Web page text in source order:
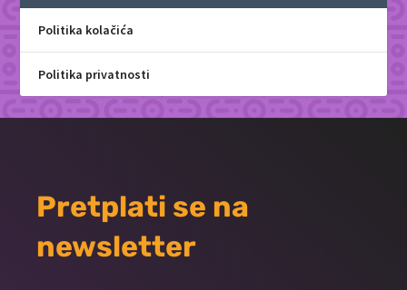
Politika kolačića
Politika privatnosti
Pretplati se na
newsletter